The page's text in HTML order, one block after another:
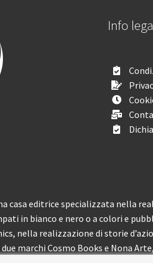
Info
casa editrice specializzata nella
in bianco e nero o a colori e
nella realizzazione di storie
marchi Cosmo Books e Nona